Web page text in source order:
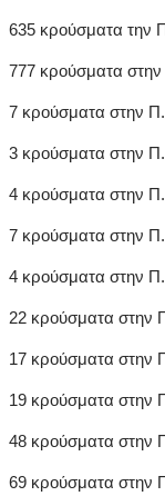
635 κρούσματα την
777 κρούσματα
7 κρούσματα στην
3 κρούσματα στην
4 κρούσματα στην
7 κρούσματα στην
4 κρούσματα στην
22 κρούσματα στην
17 κρούσματα στην
19 κρούσματα στην
48 κρούσματα στην
69 κρούσματα στην